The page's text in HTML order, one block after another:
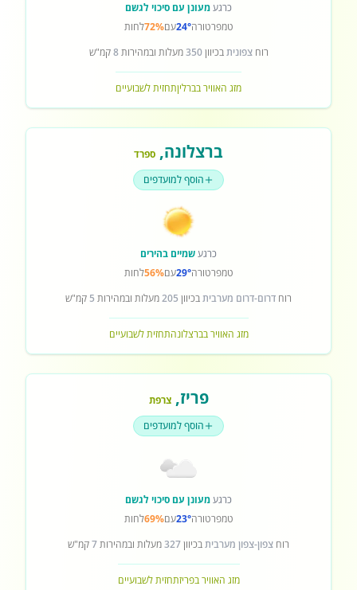
כרגעמעונן עם סיכוי לגשם
טמפרטורה24°עם72%לחות
רוחצפוניתבכיוון350מעלות ובמהירות8קמ"ש
מזג האוויר בברליןתחזית לשבועיים
ברצלונה, ספרד
הוסף למועדפים
כרגעשמיים בהירים
טמפרטורה29°עם56%לחות
רוח דרום-דרום מערביתבכיוון 205מעלות ובמהירות 5 קמ"ש
מזג האוויר בברצלונהתחזית לשבועיים
פריז,צרפת
הוסף למועדפים
כרגעמעונן עם סיכוי לגשם
טמפרטורה23°עם69%לחות
רוח צפון-צפון מערביתבכיוון327מעלות ובמהירות7קמ"ש
מזג האוויר בפריזתחזית לשבועיים